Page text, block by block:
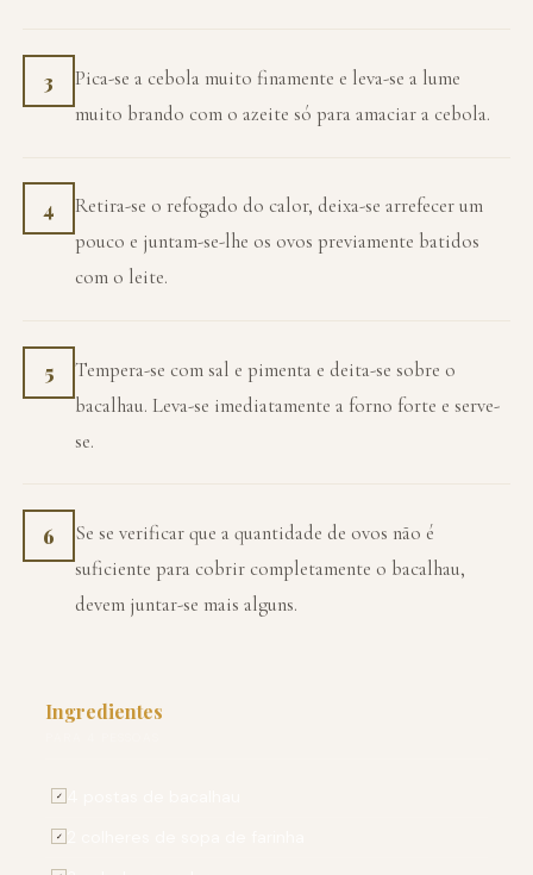
3
Pica-se a cebola muito finamente e leva-se a lume
muito brando com o azeite só para amaciar a cebola.
4
Retira-se o refogado do calor, deixa-se arrefecer um
pouco e juntam-se-lhe os ovos previamente batidos
com o leite.
5
Tempera-se com sal e pimenta e deita-se sobre o
bacalhau. Leva-se imediatamente a forno forte e serve-
se.
6
Se se verificar que a quantidade de ovos não é
suficiente para cobrir completamente o bacalhau,
devem juntar-se mais alguns.
Ingredientes
✓
✓